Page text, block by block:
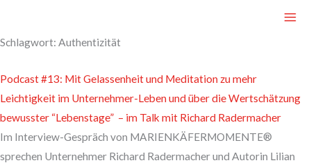
springen
Schlagwort: Authentizität
Podcast #13: Mit Gelassenheit und Meditation zu mehr
Leichtigkeit im Unternehmer-Leben und über die Wertschätzung
bewusster “Lebenstage” – im Talk mit Richard Radermacher
Im Interview-Gespräch von MARIENKÄFERMOMENTE®
sprechen Unternehmer Richard Radermacher und Autorin Lilian